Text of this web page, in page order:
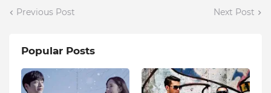
Previous Post Next Post
Popular Posts